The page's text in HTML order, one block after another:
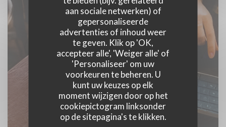
aan sociale netwerken) of
gepersonaliseerde
advertenties of inhoud weer
te geven. Klik op 'OK,
accepteer alle', 'Weiger alle' of
'Personaliseer' om uw
voorkeuren te beheren. U
kunt uw keuzes op elk
moment wijzigen door op het
cookiepictogram linksonder
op de sitepagina's te klikken.